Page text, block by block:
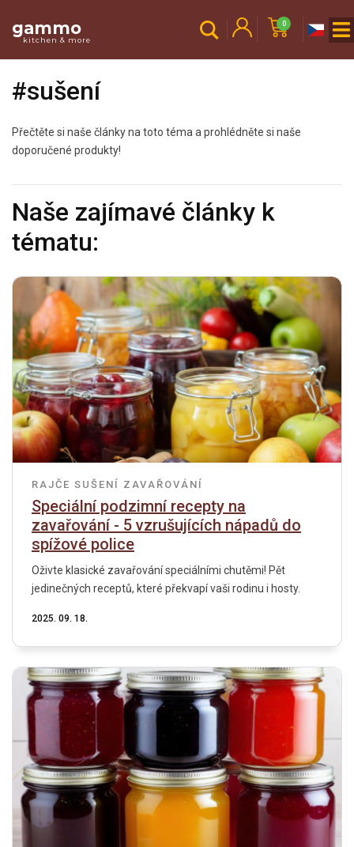
gammo
kitchen & more
0
#sušení
Přečtěte si naše články na toto téma a prohlédněte si naše
doporučené produkty!
Naše zajímavé články k
tématu:
RAJČE SUŠENÍ ZAVAŘOVÁNÍ
Speciální podzimní recepty na
zavařování - 5 vzrušujících nápadů do
spížové police
Oživte klasické zavařování speciálními chutěmi! Pět
jedinečných receptů, které překvapí vaši rodinu i hosty.
2025. 09. 18.